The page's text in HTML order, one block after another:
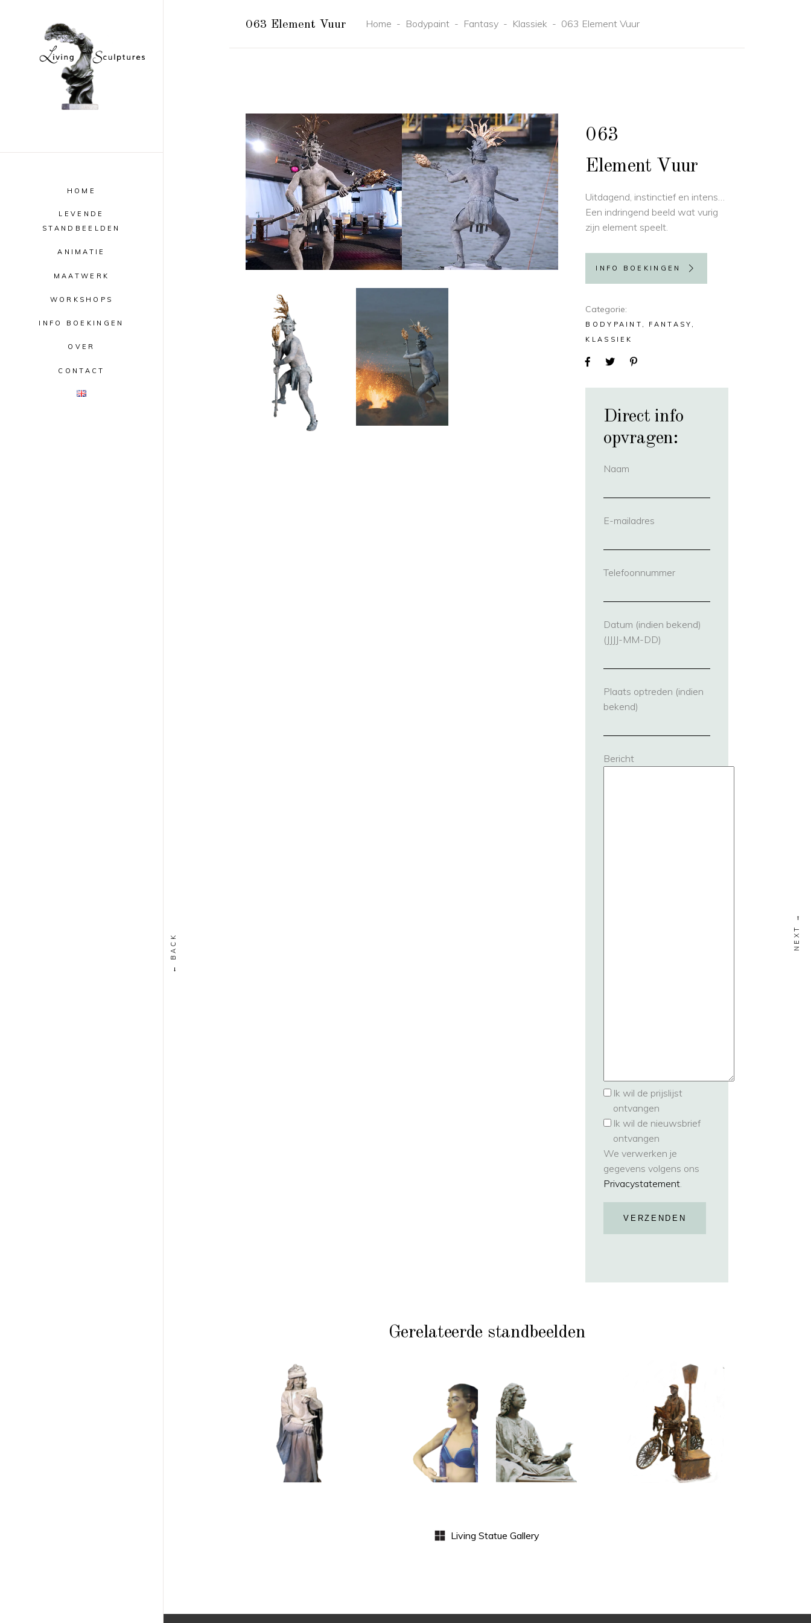
HOME
LEVENDE
STANDBEELDEN
ANIMATIE
MAATWERK
WORKSHOPS
INFO BOEKINGEN
OVER
CONTACT
063 Element Vuur Home - Bodypaint - Fantasy - Klassiek - 063 Element Vuur
063
Element Vuur
Uitdagend, instinctief en intens…
Een indringend beeld wat vurig
zijn element speelt.
INFO BOEKINGEN
Categorie
BODYPAINT
FANTASY
KLASSIEK
Direct info
opvragen:
Naam
E-mailadres
Telefoonnummer
Datum (indien bekend)
(JJJJ-MM-DD)
Plaats optreden (indien
bekend)
Bericht
Ik wil de prijslijst
ontvangen
Ik wil de nieuwsbrief
ontvangen
We verwerken je
gegevens volgens ons
Privacystatement
VERZENDEN
Gerelateerde standbeelden
HISTORIE
STEEN
102
Zandgraaf
HEDENDAAGS
Etalagepoppen
PRIJSWINNEND
100
Meditatief
Beeld
HEDENDAAGS
IJZER/ROEST
099
Toerist